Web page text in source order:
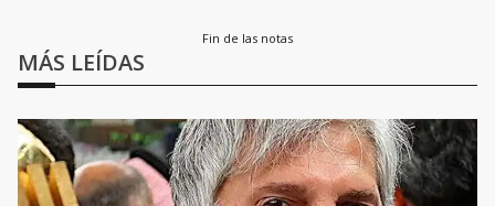
Fin de las notas
MÁS LEÍDAS